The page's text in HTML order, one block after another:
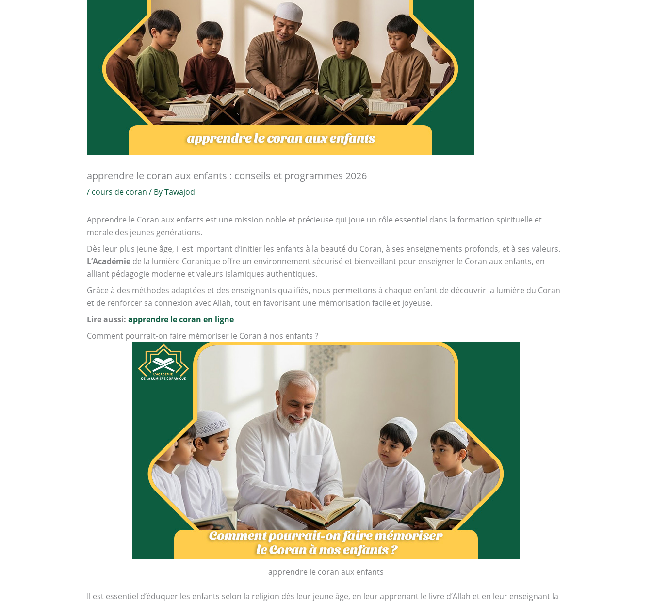
apprendre le coran aux enfants : conseils et programmes 2026
/ cours de coran / ByTawajod
Apprendre le Coran aux enfants est une mission noble et précieuse qui joue un rôle essentiel dans la formation spirituelle et
morale des jeunes générations.
Dès leur plus jeune âge, il est important d’initier les enfants à la beauté du Coran, à ses enseignements profonds, et à ses valeurs.
L’Académiede la lumière Coranique offre un environnement sécurisé et bienveillant pour enseigner le Coran aux enfants, en
alliant pédagogie moderne et valeurs islamiques authentiques.
Grâce à des méthodes adaptées et des enseignants qualifiés, nous permettons à chaque enfant de découvrir la lumière du Coran
et de renforcer sa connexion avec Allah, tout en favorisant une mémorisation facile et joyeuse.
Lire aussi: apprendre le coran en ligne
Comment pourrait-on faire mémoriser le Coran à nos enfants ?
apprendre le coran aux enfants
Il est essentiel d’éduquer les enfants selon la religion dès leur jeune âge, en leur apprenant le livre d’Allah et en leur enseignant la